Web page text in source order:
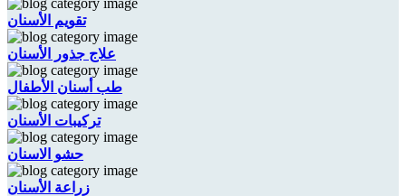
تقويم الأسنان
علاج جذور الأسنان
طب أسنان الأطفال
تركيبات الأسنان
حشو الاسنان
زراعة الأسنان